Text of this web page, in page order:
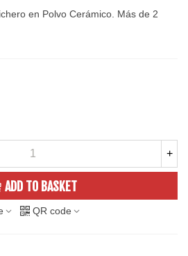
en Polvo Cerámico. Más de 2
+
ADD TO BASKET
QR code